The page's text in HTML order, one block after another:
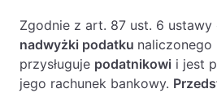
Zgodnie z art. 87 ust. 6 ustawy
nadwyżki podatku naliczonego
przysługuje podatnikowi i jest
jego rachunek bankowy.